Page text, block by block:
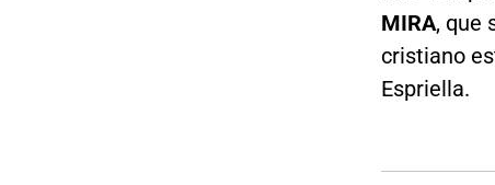
MIRA, que
cristiano
Espriella.